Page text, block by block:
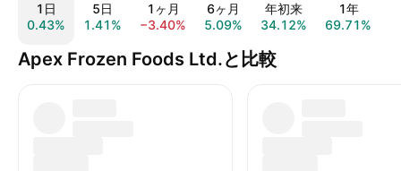
1日
0.43%
5日
1.41%
1ヶ月
−3.40%
6ヶ月
5.09%
年初来
34.12%
1年
69.71%
Apex Frozen Foods Ltd.と比較